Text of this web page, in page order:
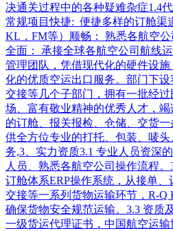
决通关过程中的各种疑难杂症1.4
常规项目快捷: 便捷多样的订舱渠
KL，FM等）顺畅： 熟悉各航空公
全面： 承接全球各航空公司航线
管理团队，凭借现代化的硬件设
化的优质空运出口服务。部门下设
交接等几个子部门，拥有一批经
场、富有敬业精神的优秀人才，
的订舱、报关报检、仓储、交货
供全方位专业的打托、包装、唛
务,3、实力资质3.1 专业人员资深
人员、熟悉各航空公司操作流程
订舱体系ERP操作系统，从接单
交接等一系列货物运输环节，R-Q
确保货物安全规范运输。3.3 资质
一级货运代理证书，中国航空运